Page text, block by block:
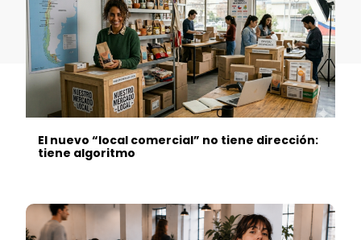
El nuevo “local comercial” no tiene dirección:
tiene algoritmo